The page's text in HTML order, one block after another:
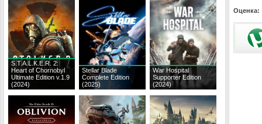
S.T.A.L.K.E.R. 2:
Heart of Chornobyl
Ultimate Edition v.1.9
(2024)
Stellar Blade
Complete Edition
(2025)
War Hospital
Supporter Edition
(2024)
Оценка: